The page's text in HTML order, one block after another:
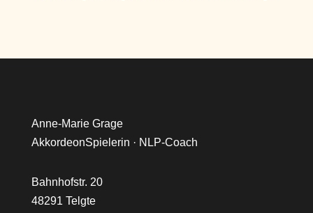
Anne-Marie Grage
AkkordeonSpielerin · NLP-Coach
Bahnhofstr. 20
48291 Telgte